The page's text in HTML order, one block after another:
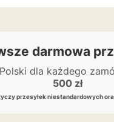
darmowa
dla każdego
500 zł
przesyłek niestandardowych